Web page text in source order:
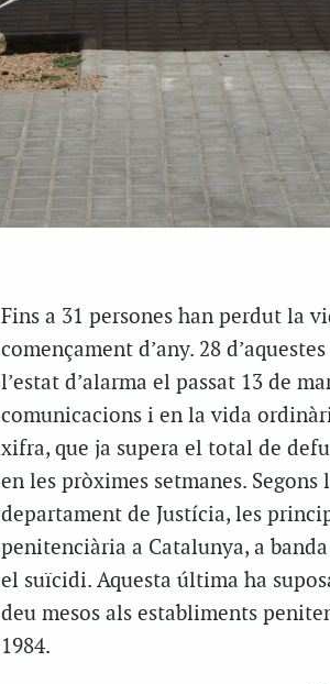
Fins a 31 persones han perdut la
començament d’any. 28
l’estat d’alarma el passat 13 de
comunicacions i en la vida
xifra, que ja supera el total de
en les pròximes setmanes.
departament de Justícia, les
penitenciària a Catalunya, a
el suïcidi. Aquesta última ha
deu mesos als establiments
1984.